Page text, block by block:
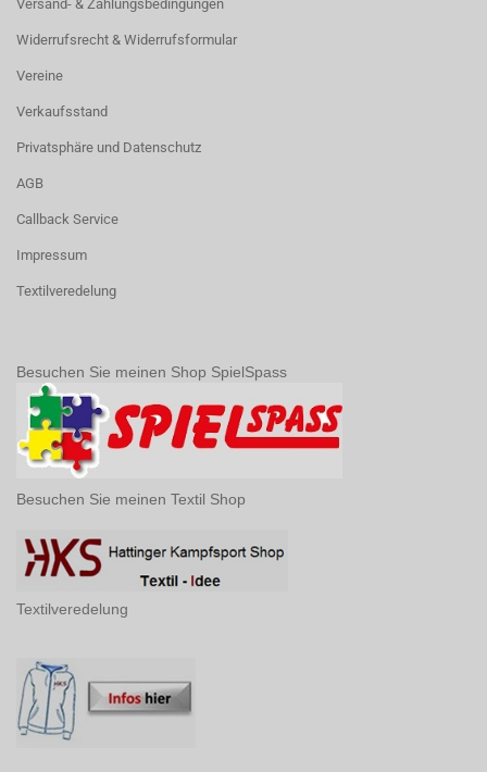
Versand- & Zahlungsbedingungen
Widerrufsrecht & Widerrufsformular
Vereine
Verkaufsstand
Privatsphäre und Datenschutz
AGB
Callback Service
Impressum
Textilveredelung
Besuchen Sie meinen Shop SpielSpass
Besuchen Sie meinen Textil Shop
Textilveredelung